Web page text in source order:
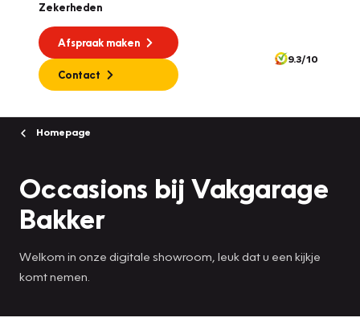
Zekerheden
Afspraak maken
Contact
9.3/10
Homepage
Occasions bij Vakgarage
Bakker
Welkom in onze digitale showroom, leuk dat u een kijkje
komt nemen.